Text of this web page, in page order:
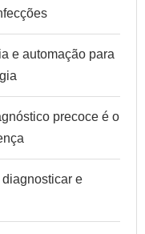
e automação para
precoce é o
e